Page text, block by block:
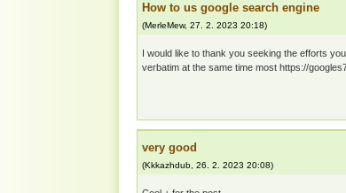
How to us google search engine
(MerleMew, 27. 2. 2023 20:18)
I would like to thank you seeking the efforts
verbatim at the same time most https://
very good
(Kkkazhdub 26. 2. 2023 20:08)